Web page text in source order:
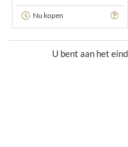
Nu kopen
U bent aan het